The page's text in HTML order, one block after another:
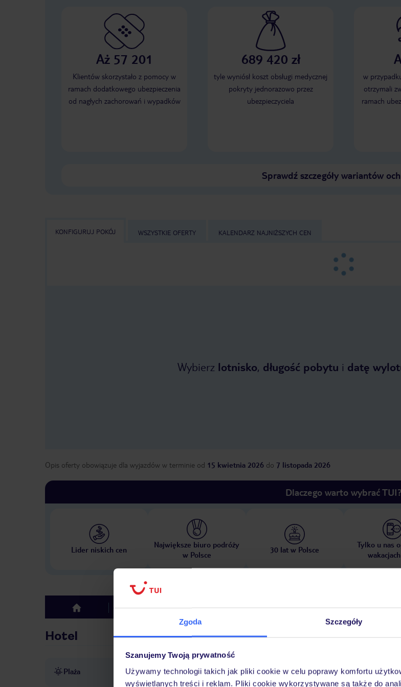
Zgoda Szczegóły
Szanujemy Twoją prywatność
Używamy technologii takich jak pliki cookie w celu poprawy komfortu
wyświetlanych treści i reklam. Pliki cookie wykorzystywane są także do
Aż 57 201
Klientów skorzystało z pomocy w
ramach dodatkowego ubezpieczenia
od nagłych zachorowań i wypadków
689 420 zł
tyle wyniósł koszt obsługi medycznej
pokryty jednorazowo przez
ubezpieczyciela
w
otrzymali
ramach
Sprawdź szczegóły wariantów
KONFIGURUJ POKÓJ WSZYSTKIE OFERTY KALENDARZ NAJNIŻSZYCH CEN
Wybierz lotnisko, długość pobytu i datę
Opis oferty obowiązuje dla wyjazdów w terminie od 15 kwietnia 2026 do 7 listopada 2026
Dlaczego warto wybrać TUI?
Lider niskich cen
Największe biuro podróży
w Polsce
30 lat w Polsce
Tylko u nas
top Hotel Opinie Pokoje Wyżywienie
Hotel
Plaża ok.1 km od plaży